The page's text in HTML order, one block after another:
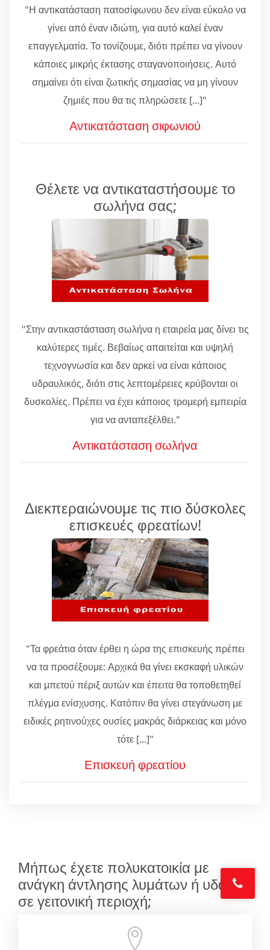
"Η αντικατάσταση πατοσίφωνου δεν είναι εύκολο να
γίνει από έναν ιδιώτη, για αυτό καλεί έναν
επαγγελματία. Το τονίζουμε, διότι πρέπει να γίνουν
κάποιες μικρής έκτασης σταγανοποιήσεις. Αυτό
σημαίνει ότι είναι ζωτικής σημασίας να μη γίνουν
ζημιές που θα τις πληρώσετε [...]"
Αντικατάσταση σιφωνιού
Θέλετε να αντικαταστήσουμε το
σωλήνα σας;
"Στην αντικαστάσταση σωλήνα η εταιρεία μας δίνει τις
καλύτερες τιμές. Βεβαίως απαιτείται και υψηλή
τεχνογνωσία και δεν αρκεί να είναι κάποιος
υδραυλικός, διότι στις λεπτομέρειες κρύβονται οι
δυσκολίες. Πρέπει να έχει κάποιος τρομερή εμπειρία
για να ανταπεξέλθει."
Αντικατάσταση σωλήνα
Διεκπεραιώνουμε τις πιο δύσκολες
επισκευές φρεατίων!
"Τα φρεάτια όταν έρθει η ώρα της επισκευής πρέπει
να τα προσέξουμε: Αρχικά θα γίνει εκσκαφή υλικών
και μπετού πέριξ αυτών και έπειτα θα τοποθετηθεί
πλέγμα ενίσχυσης. Κατόπιν θα γίνει στεγάνωση με
ειδικές ρητινούχες ουσίες μακράς διάρκειας και μόνο
τότε [...]"
Επισκευή φρεατίου
Μήπως έχετε πολυκατοικία με
ανάγκη άντλησης λυμάτων ή υδάτων
σε γειτονική περιοχή;